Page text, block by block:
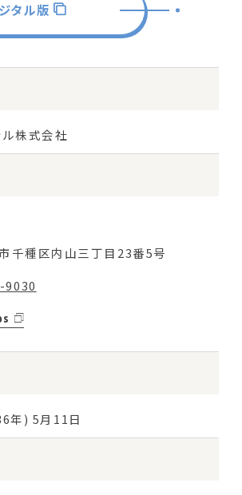
タル版
ル株式会社
千種区内山三丁目23番5号
9030
年) 5月11日